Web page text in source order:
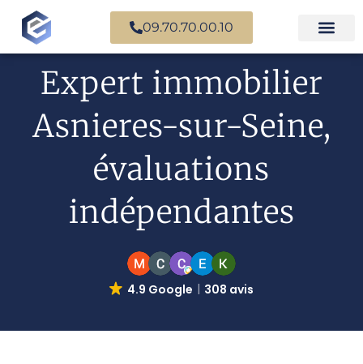
09.70.70.00.10
Expert immobilier
Asnieres-sur-Seine,
évaluations
indépendantes
4.9 Google 308 avis